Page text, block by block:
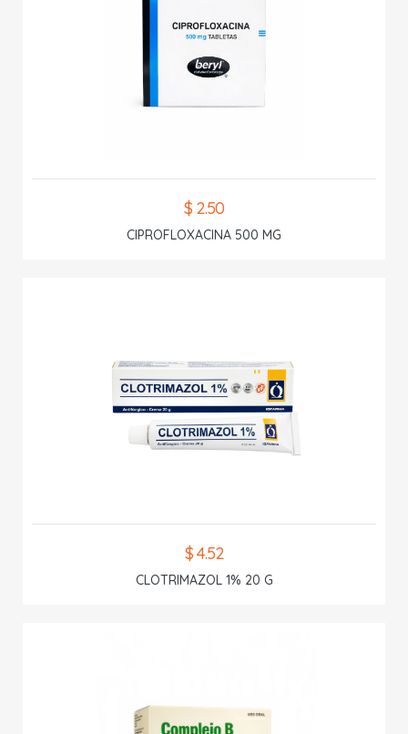
$ 2.50
CIPROFLOXACINA 500 MG
$ 4.52
CLOTRIMAZOL 1% 20 G